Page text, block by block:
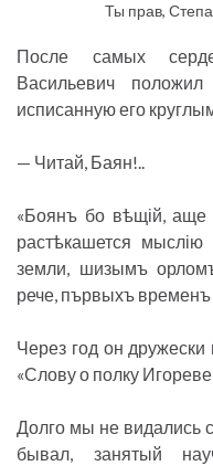
Ты прав,
После самых
Васильевич
исписанную его
— Читай, Баян!..
«Боянъ бо вѣщій, аще
растѣкашется
земли, шизымъ
рече, първыхъ временъ
Через год он
«Слову о полку
Долго мы не видались
бывал, занятый